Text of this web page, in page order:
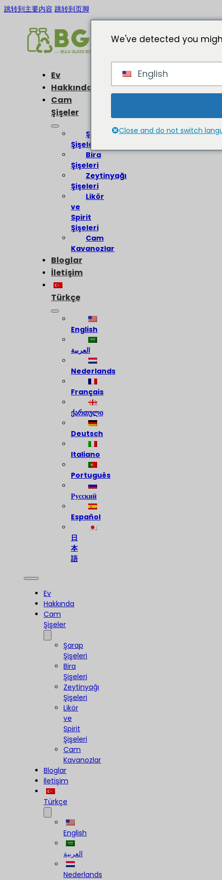
跳转到主要内容 跳转到页脚
Ev
Hakkında
Cam
Şişeler
Şarap
Şişeleri
Bira
Şişeleri
Zeytinyağı
Şişeleri
Likör
ve
Spirit
Şişeleri
Cam
Kavanozlar
Bloglar
İletişim
Türkçe
English
العربية
Nederlands
Français
ქართული
Deutsch
Italiano
Português
Русский
Español
日
本
語
Ev
Hakkında
Cam
Şişeler
Şarap
Şişeleri
Bira
Şişeleri
Zeytinyağı
Şişeleri
Likör
ve
Spirit
Şişeleri
Cam
Kavanozlar
Bloglar
İletişim
Türkçe
English
العربية
Nederlands
We've detected you
English
Close and do not switch